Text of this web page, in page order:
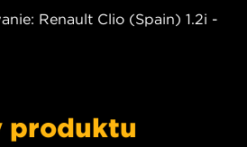
Renault Clio (Spain) 1.2i -
produktu